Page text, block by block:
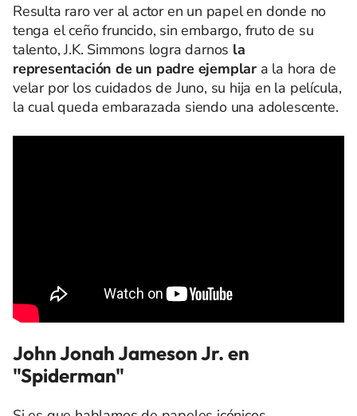
Resulta raro ver al actor en un papel en donde no
tenga el ceño fruncido, sin embargo, fruto de su
talento, J.K. Simmons logra darnos la
representación de un padre ejemplar a la hora de
velar por los cuidados de Juno, su hija en la película,
la cual queda embarazada siendo una adolescente.
John Jonah Jameson Jr. en
"Spiderman"